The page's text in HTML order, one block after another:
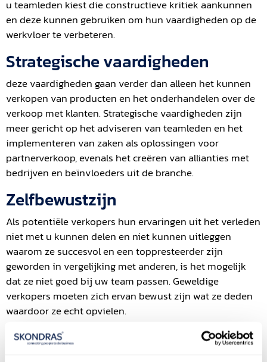
u teamleden kiest die constructieve kritiek aankunnen
en deze kunnen gebruiken om hun vaardigheden op de
werkvloer te verbeteren.
Strategische vaardigheden
deze vaardigheden gaan verder dan alleen het kunnen
verkopen van producten en het onderhandelen over de
verkoop met klanten. Strategische vaardigheden zijn
meer gericht op het adviseren van teamleden en het
implementeren van zaken als oplossingen voor
partnerverkoop, evenals het creëren van allianties met
bedrijven en beïnvloeders uit de branche.
Zelfbewustzijn
Als potentiële verkopers hun ervaringen uit het verleden
niet met u kunnen delen en niet kunnen uitleggen
waarom ze succesvol en een toppresteerder zijn
geworden in vergelijking met anderen, is het mogelijk
dat ze niet goed bij uw team passen. Geweldige
verkopers moeten zich ervan bewust zijn wat ze deden
waardoor ze echt opvielen.
Hoog Emotioneel Quotiënt